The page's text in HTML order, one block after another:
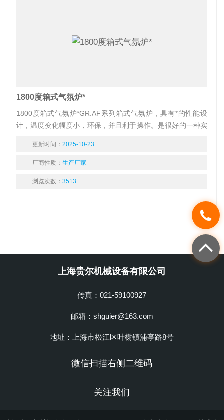
1800度箱式气氛炉*
1800度箱式气氛炉*GR.AF系列箱式气氛炉，具有*的性能设
计，温度变化幅度小，环保，并且利于操作。是很好的一种实
业，分析化学行业，煤质分析进行小型工件的热加工或处理
更新时间： 2025-10-23
厂商性质： 生产厂家
浏览次数： 3513
上海贵尔机械设备有限公司
传真：021-59100927
邮箱：shguier@163.com
地址：上海市松江区叶榭镇浦亭路8号
微信扫描右侧二维码
关注我们